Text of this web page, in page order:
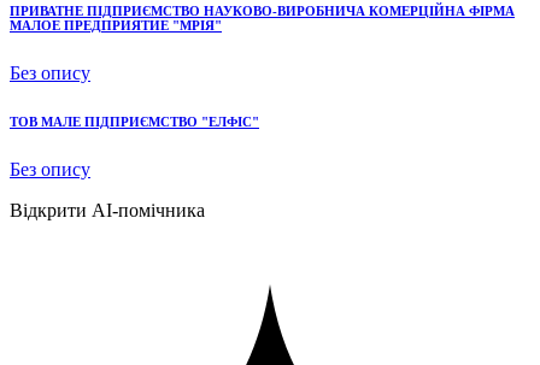
ПРИВАТНЕ ПІДПРИЄМСТВО НАУКОВО-ВИРОБНИЧА КОМЕРЦІЙНА ФІРМА
МАЛОЕ ПРЕДПРИЯТИЕ "МРІЯ"
Без опису
ТОВ МАЛЕ ПІДПРИЄМСТВО "ЕЛФІС"
Без опису
Відкрити AI-помічника